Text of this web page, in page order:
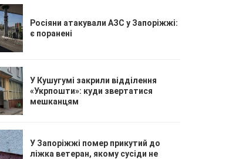
Росіяни атакували АЗС у Запоріжжі:
є поранені
У Кушугумі закрили відділення
«Укрпошти»: куди звертатися
мешканцям
У Запоріжжі помер прикутий до
ліжка ветеран, якому сусіди не